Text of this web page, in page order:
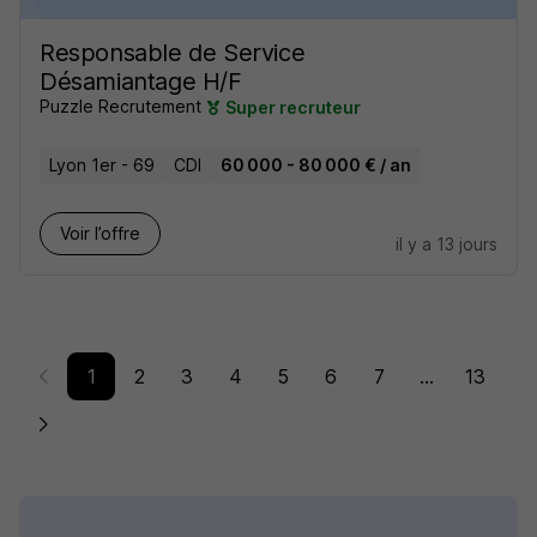
Responsable de Service
Désamiantage H/F
Puzzle Recrutement Super recruteur
Lyon 1er - 69 CDI 60 000 - 80 000 € / an
Voir l’offre
il y a 13 jours
1 2 3 4 5 6 7 ... 13